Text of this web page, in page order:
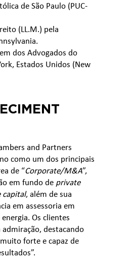
and Partners
como um dos principais
de “Corporate/M&A”,
em fundo de private
capital, além de sua
em assessoria em
Os clientes
admiração, destacando
forte e capaz de
de São Paulo (PUC-
(LL.M.) pela
dos Advogados do
Estados Unidos (New